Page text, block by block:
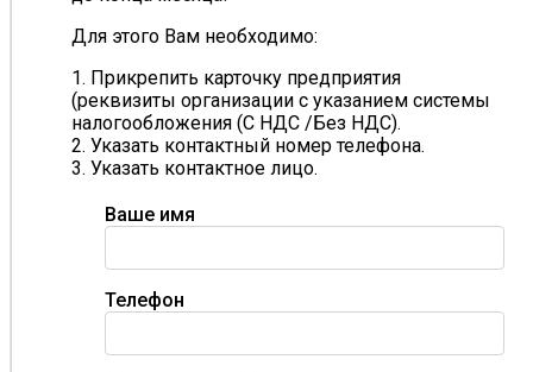
Для этого Вам необходимо:
1. Прикрепить карточку предприятия
(реквизиты организации с указанием системы
налогообложения (С НДС /Без НДС).
2. Указать контактный номер телефона.
3. Указать контактное лицо.
Ваше имя
Телефон